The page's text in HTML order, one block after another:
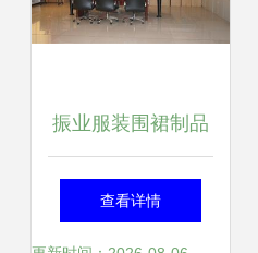
振业服装围裙制品
厂 深耕围裙制造，
查看详情